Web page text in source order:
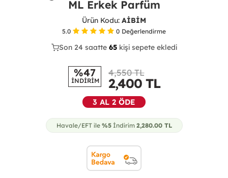
ML Erkek Parfüm
Ürün Kodu: AİBİM
5.0 0 Değerlendirme
34
Son 24 saatte 67 kişi sepete ekledi
16
%47
İNDİRİM
4,550 TL
2,400TL
3 AL 2 ÖDE
Havale/EFT ile %5İndirim 2,280.00TL